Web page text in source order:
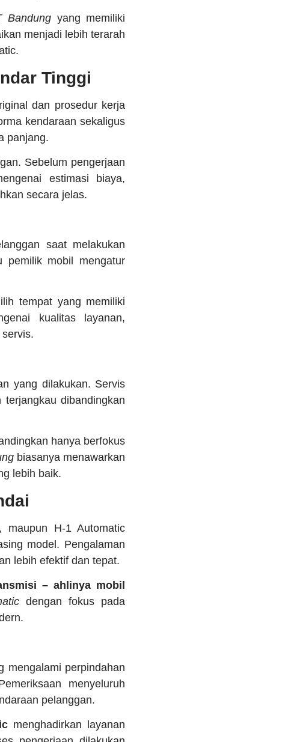
Bandungyang memiliki
menjadi lebih terarah
Tinggi
dan prosedur kerja
kendaraan sekaligus
panjang.
Sebelum pengerjaan
estimasi biaya,
secara jelas.
saat melakukan
pemilik mobil mengatur
tempat yang memiliki
kualitas layanan,
yang dilakukan. Servis
dibandingkan
hanya berfokus
biasanya menawarkan
lebih baik.
maupun H-1 Automatic
model. Pengalaman
lebih efektif dan tepat.
– ahlinya mobil
dengan fokus pada
mengalami perpindahan
menyeluruh
pelanggan.
menghadirkan layanan